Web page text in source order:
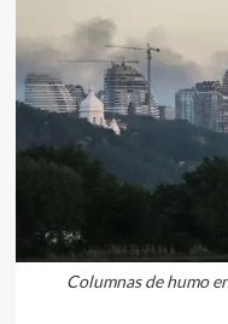
Columnas de humo